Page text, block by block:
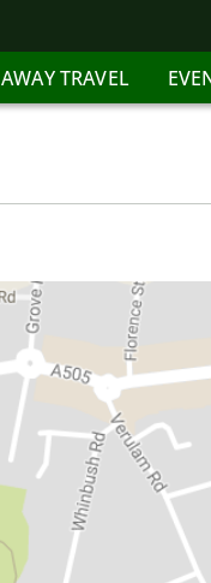
AWAY TRAVEL